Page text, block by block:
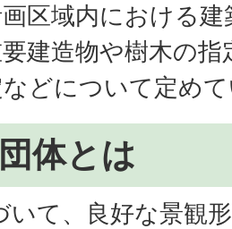
区域内における
建造物や樹木の
どについて定め
体とは
いて、良好な景観